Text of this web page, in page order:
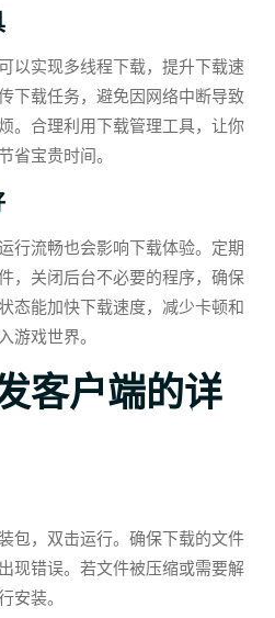
以实现多线程下载，提升下载速
下载任务，避免因网络中断导致
。合理利用下载管理工具，让你
省宝贵时间。
行流畅也会影响下载体验。定期
，关闭后台不必要的程序，确保
态能加快下载速度，减少卡顿和
游戏世界。
客户端的详
包，双击运行。确保下载的文件
现错误。若文件被压缩或需要解
安装。